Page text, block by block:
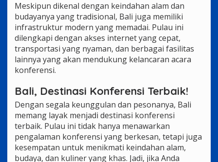
Meskipun dikenal dengan keindahan alam dan
budayanya yang tradisional, Bali juga memiliki
infrastruktur modern yang memadai. Pulau ini
dilengkapi dengan akses internet yang cepat,
transportasi yang nyaman, dan berbagai fasilitas
lainnya yang akan mendukung kelancaran acara
konferensi.
Bali, Destinasi Konferensi Terbaik!
Dengan segala keunggulan dan pesonanya, Bali
memang layak menjadi destinasi konferensi
terbaik. Pulau ini tidak hanya menawarkan
pengalaman konferensi yang berkesan, tetapi juga
kesempatan untuk menikmati keindahan alam,
budaya, dan kuliner yang khas. Jadi, jika Anda